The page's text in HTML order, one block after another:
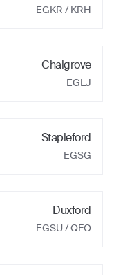
EGKR / KRH
Chalgrove
EGLJ
Stapleford
EGSG
Duxford
EGSU/ QFO